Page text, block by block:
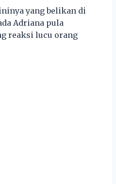
yang belikan di
Adriana pula
reaksi lucu orang